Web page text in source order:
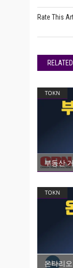
Rate This
TOKN
부동산
TOKN
온타리